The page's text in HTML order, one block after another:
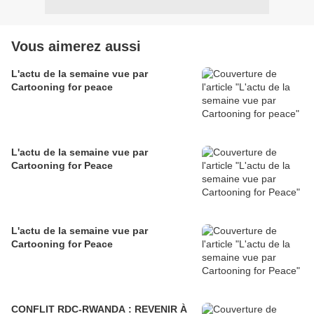
Vous aimerez aussi
L'actu de la semaine vue par
Cartooning for peace
L'actu de la semaine vue par
Cartooning for Peace
L'actu de la semaine vue par
Cartooning for Peace
CONFLIT RDC-RWANDA : REVENIR À